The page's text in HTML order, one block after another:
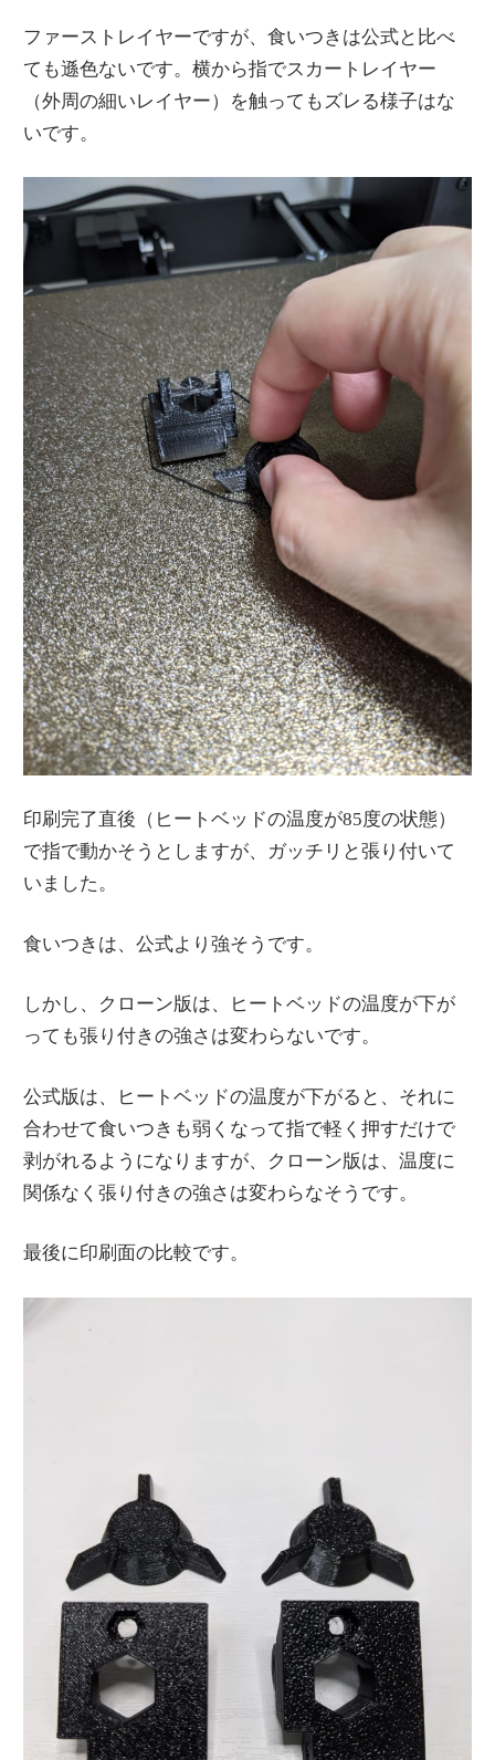
ファーストレイヤーですが、食いつきは公式と比べ
ても遜色ないです。横から指でスカートレイヤー
（外周の細いレイヤー）を触ってもズレる様子はな
いです。
印刷完了直後（ヒートベッドの温度が85度の状態）
で指で動かそうとしますが、ガッチリと張り付いて
いました。
食いつきは、公式より強そうです。
しかし、クローン版は、ヒートベッドの温度が下が
っても張り付きの強さは変わらないです。
公式版は、ヒートベッドの温度が下がると、それに
合わせて食いつきも弱くなって指で軽く押すだけで
剥がれるようになりますが、クローン版は、温度に
関係なく張り付きの強さは変わらなそうです。
最後に印刷面の比較です。